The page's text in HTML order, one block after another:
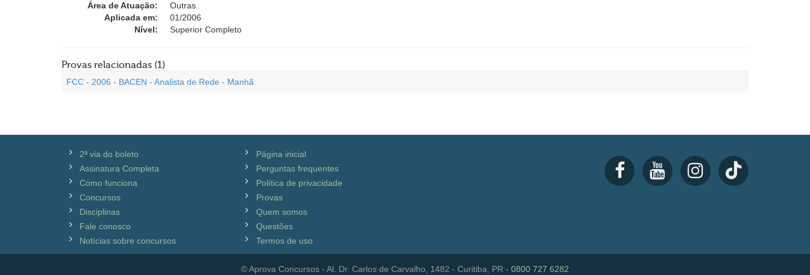
Área de Atuação:
Outras
Aplicada em:
01/2006
Nível:
Superior Completo
Provas relacionadas (1)
FCC - 2006 - BACEN - Analista de Rede - Manhã
2ª via do boleto
Assinatura Completa
Como funciona
Concursos
Disciplinas
Fale conosco
Notícias sobre concursos
Página inicial
Perguntas frequentes
Política de privacidade
Provas
Quem somos
Questões
Termos de uso
© Aprova Concursos - Al. Dr. Carlos de Carvalho, 1482 - Curitiba, PR - 0800 727 6282